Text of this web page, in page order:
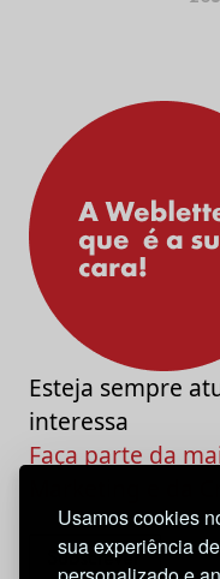
Usamos cookies
sua experiência
Esteja sempre
interessa
Faça parte da